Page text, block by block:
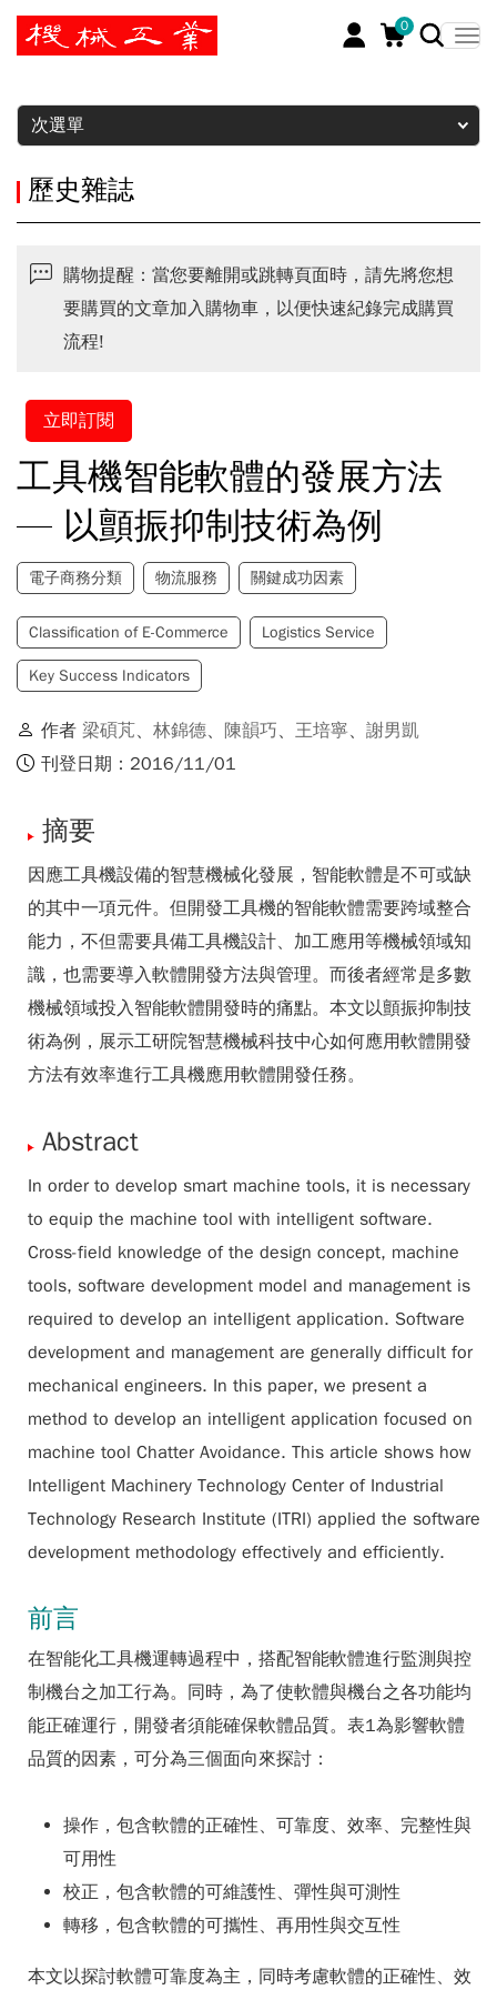
0
暫停
次選單
歷史雜誌
購物提醒：當您要離開或跳轉頁面時，請先將您想
要購買的文章加入購物車，以便快速紀錄完成購買
流程!
立即訂閱
工具機智能軟體的發展方法
— 以顫振抑制技術為例
電子商務分類 物流服務 關鍵成功因素
Classification of E-Commerce Logistics Service
Key Success Indicators
作者 梁碩芃、 林錦德、 陳韻巧、 王培寧、 謝男凱
刊登日期：2016/11/01
摘要
因應工具機設備的智慧機械化發展，智能軟體是不可或缺
的其中一項元件。但開發工具機的智能軟體需要跨域整合
能力，不但需要具備工具機設計、加工應用等機械領域知
識，也需要導入軟體開發方法與管理。而後者經常是多數
機械領域投入智能軟體開發時的痛點。本文以顫振抑制技
術為例，展示工研院智慧機械科技中心如何應用軟體開發
方法有效率進行工具機應用軟體開發任務。
Abstract
In order to develop smart machine tools, it is necessary
to equip the machine tool with intelligent software.
Cross-field knowledge of the design concept, machine
tools, software development model and management is
required to develop an intelligent application. Software
development and management are generally difficult for
mechanical engineers. In this paper, we present a
method to develop an intelligent application focused on
machine tool Chatter Avoidance. This article shows how
Intelligent Machinery Technology Center of Industrial
Technology Research Institute (ITRI) applied the software
development methodology effectively and efficiently.
前言
在智能化工具機運轉過程中，搭配智能軟體進行監測與控
制機台之加工行為。同時，為了使軟體與機台之各功能均
能正確運行，開發者須能確保軟體品質。表1為影響軟體
品質的因素，可分為三個面向來探討：
操作，包含軟體的正確性、可靠度、效率、完整性與
可用性
校正，包含軟體的可維護性、彈性與可測性
轉移，包含軟體的可攜性、再用性與交互性
本文以探討軟體可靠度為主，同時考慮軟體的正確性、效